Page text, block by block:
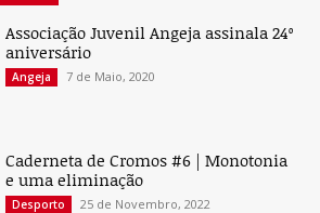
Associação Juvenil Angeja assinala 24º
aniversário
Angeja 7 de Maio, 2020
Caderneta de Cromos #6 | Monotonia
e uma eliminação
Desporto 25 de Novembro, 2022